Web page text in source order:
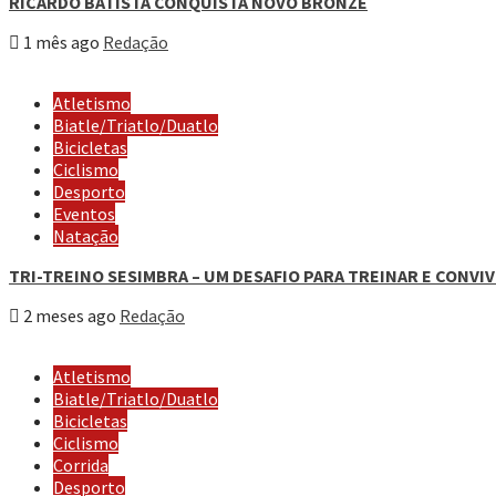
1 mês ago Redação
Atletismo
Biatle/Triatlo/Duatlo
Bicicletas
Ciclismo
Desporto
Eventos
Natação
TRI-TREINO SESIMBRA – UM DESAFIO PARA TREINAR E
2 meses ago Redação
Atletismo
Biatle/Triatlo/Duatlo
Bicicletas
Ciclismo
Corrida
Desporto